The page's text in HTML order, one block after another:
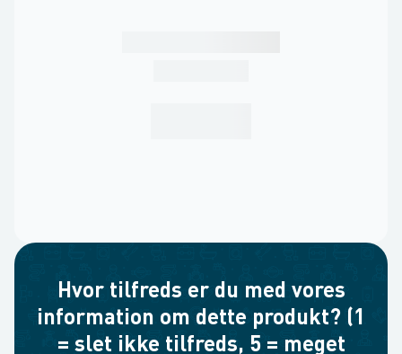
Hvor tilfreds er du med vores
information om dette produkt? (1
= slet ikke tilfreds, 5 = meget